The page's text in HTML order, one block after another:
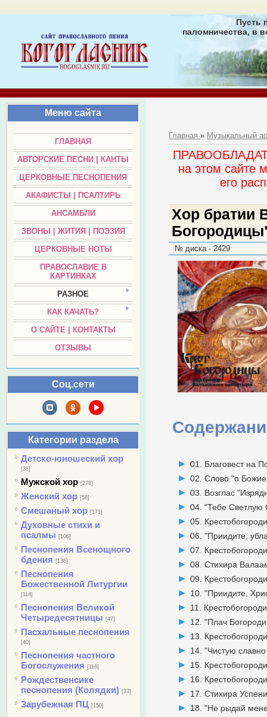
Пусть
паломничества, в
Меню сайта
ГЛАВНАЯ
АВТОРСКИЕ ПЕСНИ | КАНТЫ
ЦЕРКОВНЫЕ ПЕСНОПЕНИЯ
АКАФИСТЫ | ПСАЛТИРЬ
АНСАМБЛИ
ЗВОНЫ | ЖИТИЯ | ПОЭЗИЯ
ЦЕРКОВНЫЕ НОТЫ
ПРАВОСЛАВИЕ В
КАРТИНКАХ
РАЗНОЕ
КАК КАЧАТЬ?
О САЙТЕ | КОНТАКТЫ
ОТЗЫВЫ
Соц.сети
Категории раздела
Детско-юношеский хор
[38]
Мужской хор [278]
Женский хор [58]
Смешаный хор [171]
Духовные стихи и
псалмы [106]
Песнопения Всенощного
бдения [136]
Песнопения
Божественной Литургии
[114]
Песнопения Великой
Четыредесятницы [47]
Пасхальные песнопения
[40]
Песнопения частного
Богослужения [116]
Рождественсике
песнопения (Колядки) [33]
Зарубежная ПЦ [150]
Главная» Музыкальный
на этом сайте
его
Хор братии
№ диска - 2429
01. Благовест на
02. Слово "о
03. Возглас
04. "Тебе Светлую
05.
06. "Приидите,
07.
08. Стихира
09.
10. "Приидите,
11.
12. "Плач
13.
14. "Чистую
15.
16.
17. Стихира
18. "Не рыдай